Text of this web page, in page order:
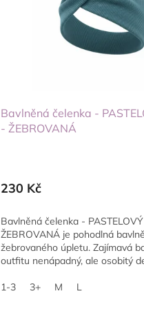
Bavlněná čelenka -
- ŽEBROVANÁ
230 Kč
Bavlněná čelenka -
ŽEBROVANÁ je pohodlná
žebrovaného úpletu. Zajímavá
outfitu nenápadný, ale osobitý
1-3
3+ M L